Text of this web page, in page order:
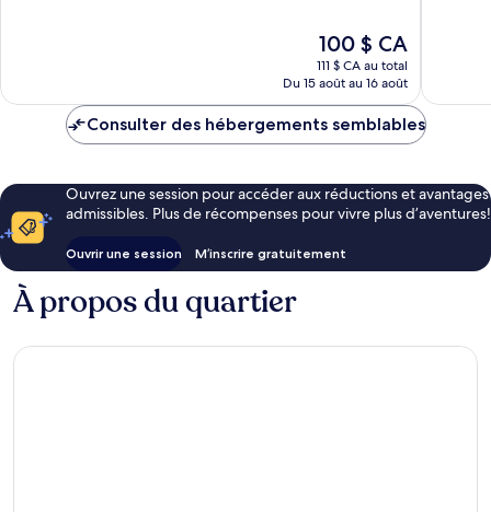
Le
prix
est
100 $ CA
100 $ CA
111 $ CA au total
Du 15 août au 16 août
Consulter des hébergements semblables
Ouvrez une session pour accéder aux réductions et avantages
admissibles. Plus de récompenses pour vivre plus d’aventures!
Ouvrir une session M’inscrire gratuitement
À propos du quartier